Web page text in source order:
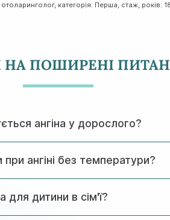
категорія: Перша, стаж, років:
НА ПОШИРЕНІ
ангіна у дорослого?
7–10 днів з контролем на третій день
ангіні без температури?
але варто уникати
для дитини в сім'ї?